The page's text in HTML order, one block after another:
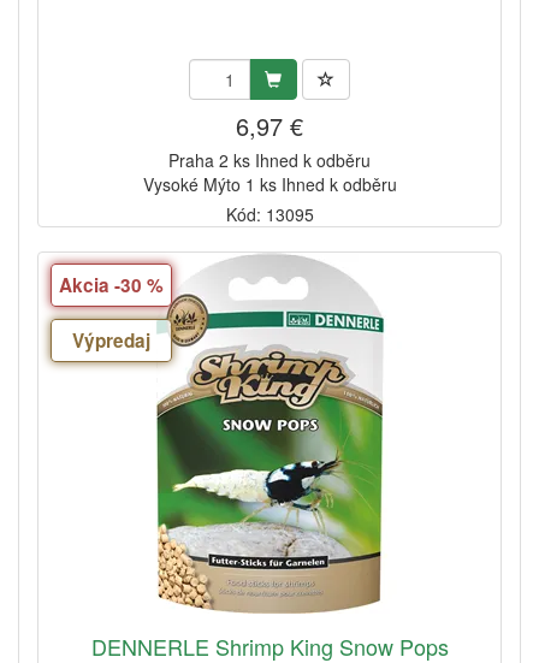
6,97 €
Praha 2 ks Ihned k odběru
Vysoké Mýto 1 ks Ihned k odběru
Kód: 13095
Akcia -30 %
Výpredaj
DENNERLE Shrimp King Snow Pops